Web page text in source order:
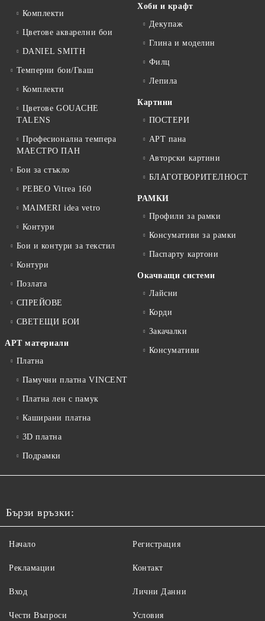
Комплекти
Цветове акварелни бои
DANIEL SMITH
Темперни бои/Гваш
Комплекти
Цветове GOUACHE
TALENS
Професионална темпера
МАЕСТРО ПАН
Бои за стъкло
PEBEO Vitrea 160
MAIMERI idea vetro
Контури
Бои и контури за текстил
Контури
Позлата
СПРЕЙОВЕ
СВЕТЕЩИ БОИ
АРТ материали
Платна
Памучни платна VINCENT
Платна лен с памук
Каширани платна
3D платна
Подрамки
Хоби и крафт
Декупаж
Глина и моделин
Филц
Лепила
Картини
ПОСТЕРИ
АРТ пана
Авторски картини
БЛАГОТВОРИТЕЛНОСТ
РАМКИ
Профили за рамки
Консумативи за рамки
Паспарту картони
Окачващи системи
Лайсни
Корди
Закачалки
Консумативи
Бързи връзки:
Начало
Рекламации
Вход
Чести Въпроси
Регистрация
Контакт
Лични Данни
Условия